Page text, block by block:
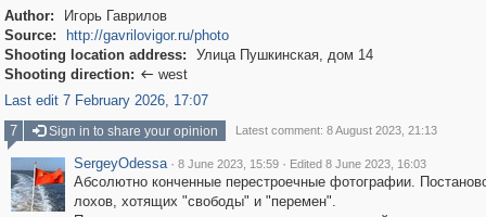
Author:
Игорь Гаврилов
Source:
http://gavrilovigor.ru/photo
Shooting location address:
Улица Пушкинская, дом 14
Shooting direction:  west
Last edit 7 February 2026, 17:07
7
Sign in to share your opinion Latest comment: 8 August 2023, 21:13
SergeyOdessa · 8 June 2023, 15:59 · Edited 8 June 2023, 16:03
Абсолютно конченные перестроечные фотографии.
лохов, хотящих "свободы" и "перемен".